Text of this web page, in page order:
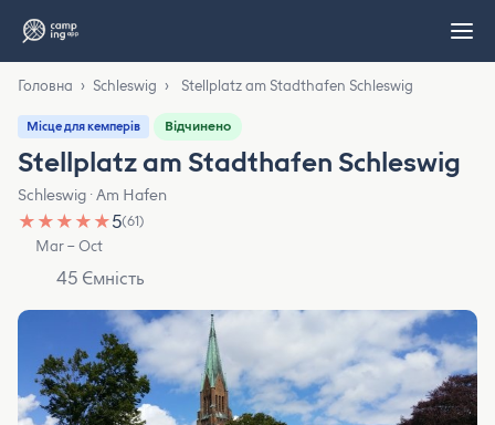
Головна › Schleswig › Stellplatz am Stadthafen Schleswig
Місце для кемперів Відчинено
Stellplatz am Stadthafen Schleswig
Schleswig · Am Hafen
★ ★ ★ ★ ★5(61)
Mar – Oct
45 Ємність